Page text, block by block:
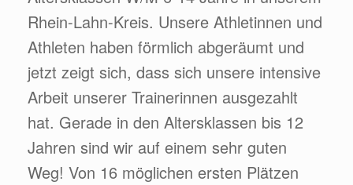
Rhein-Lahn-Kreis. Unsere Athletinnen und
Athleten haben förmlich abgeräumt und
jetzt zeigt sich, dass sich unsere intensive
Arbeit unserer Trainerinnen ausgezahlt
hat. Gerade in den Altersklassen bis 12
Jahren sind wir auf einem sehr guten
Weg! Von 16 möglichen ersten Plätzen